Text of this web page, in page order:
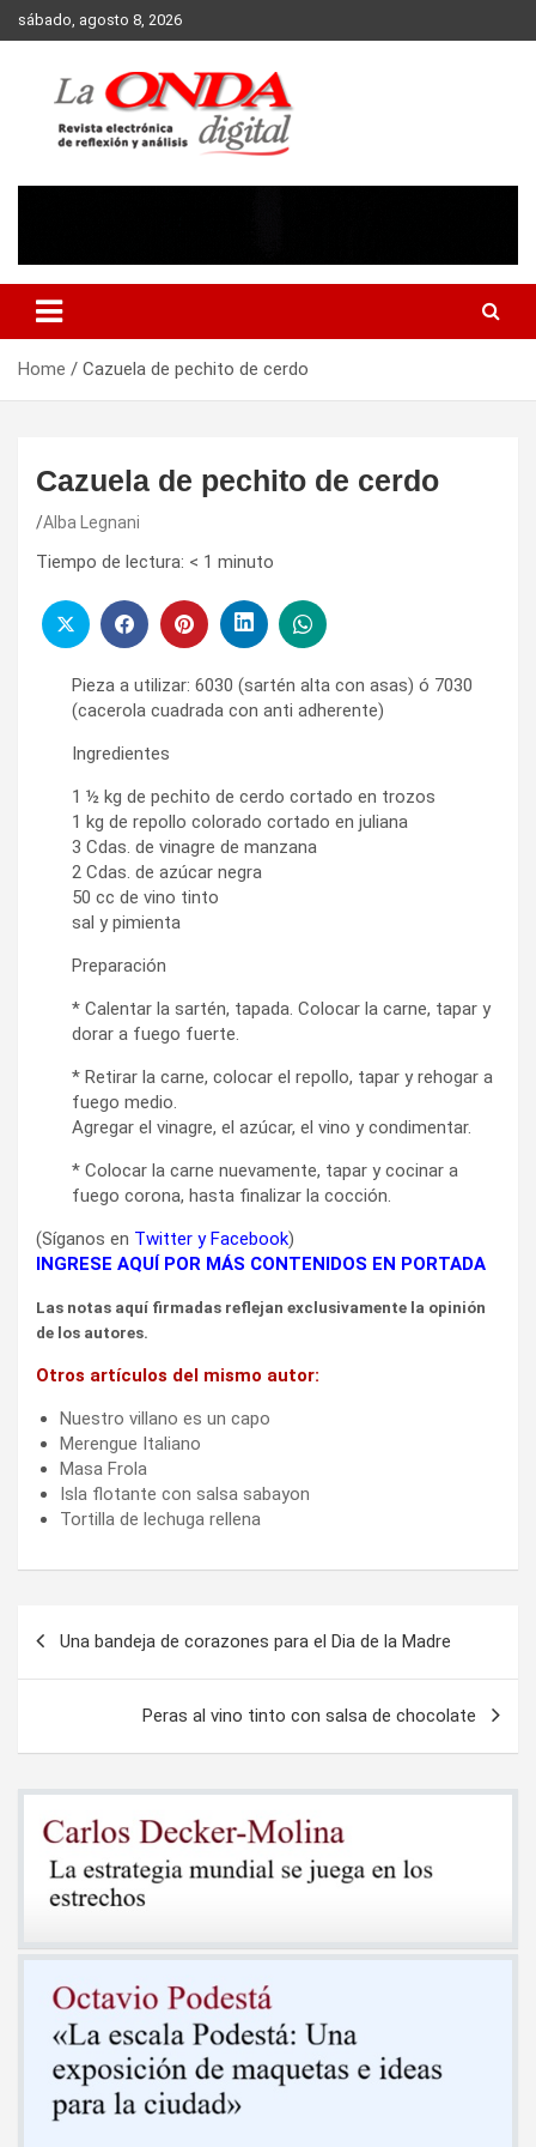
Skip
to
sábado, agosto 8, 2026
Home Cazuela de pechito de cerdo
Cazuela de pechito de cerdo
Alba Legnani
Tiempo de lectura: < 1 minuto
Pieza a utilizar: 6030 (sartén alta con asas) ó 7030
(cacerola cuadrada con anti adherente)
Ingredientes
1 ½ kg de pechito de cerdo cortado en trozos
1 kg de repollo colorado cortado en juliana
3 Cdas. de vinagre de manzana
2 Cdas. de azúcar negra
50 cc de vino tinto
sal y pimienta
Preparación
* Calentar la sartén, tapada. Colocar la carne, tapar y
dorar a fuego fuerte.
* Retirar la carne, colocar el repollo, tapar y rehogar a
fuego medio.
Agregar el vinagre, el azúcar, el vino y condimentar.
* Colocar la carne nuevamente, tapar y cocinar a
fuego corona, hasta finalizar la cocción.
(Síganos en Twitter yFacebook)
INGRESE AQUÍ POR MÁS CONTENIDOS EN PORTADA
Las notas aquí firmadas reflejan exclusivamente la opinión
de los autores.
Otros artículos del mismo autor:
Nuestro villano es un capo
Merengue Italiano
Masa Frola
Isla flotante con salsa sabayon
Tortilla de lechuga rellena
Una bandeja de corazones para el Dia de la Madre
Peras al vino tinto con salsa de chocolate